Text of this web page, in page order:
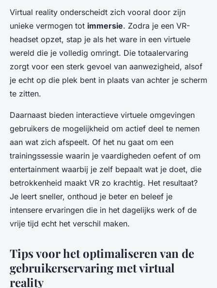
Virtual reality onderscheidt zich vooral door zijn
unieke vermogen tot immersie. Zodra je een VR-
headset opzet, stap je als het ware in een virtuele
wereld die je volledig omringt. Die totaalervaring
zorgt voor een sterk gevoel van aanwezigheid, alsof
je echt op die plek bent in plaats van achter je scherm
te zitten.
Daarnaast bieden interactieve virtuele omgevingen
gebruikers de mogelijkheid om actief deel te nemen
aan wat zich afspeelt. Of het nu gaat om een
trainingssessie waarin je vaardigheden oefent of om
entertainment waarbij je zelf bepaalt wat je doet, die
betrokkenheid maakt VR zo krachtig. Het resultaat?
Je leert sneller, onthoud je beter en beleef je
intensere ervaringen die in het dagelijks werk of de
vrije tijd echt het verschil maken.
Tips voor het optimaliseren van de
gebruikerservaring met virtual
reality